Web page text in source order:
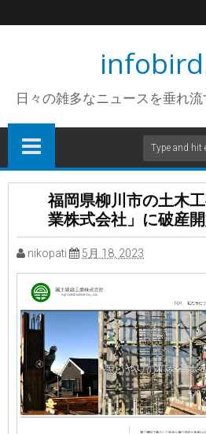
日々の雑多なニュースを垂れ
福岡県柳川市の土木
業株式会社」に破産
nikopati 5月 18, 2023